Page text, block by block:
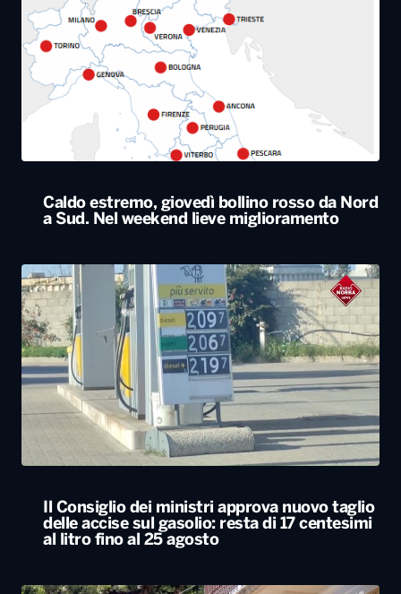
Caldo estremo, giovedì bollino rosso da Nord
a Sud. Nel weekend lieve miglioramento
Il Consiglio dei ministri approva nuovo taglio
delle accise sul gasolio: resta di 17 centesimi
al litro fino al 25 agosto